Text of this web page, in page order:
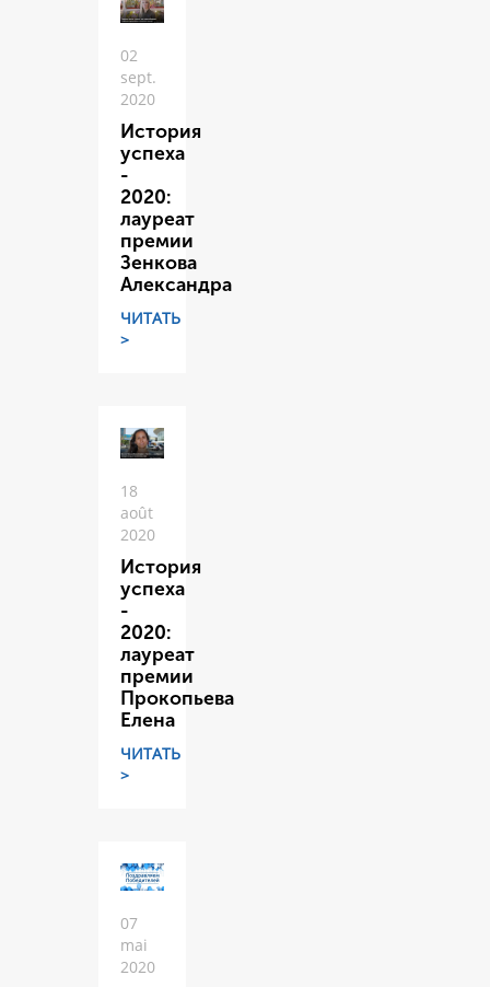
02
sept.
2020
История
успеха
-
2020:
лауреат
премии
Зенкова
Александра
ЧИТАТЬ
>
18
août
2020
История
успеха
-
2020:
лауреат
премии
Прокопьева
Елена
ЧИТАТЬ
>
07
mai
2020